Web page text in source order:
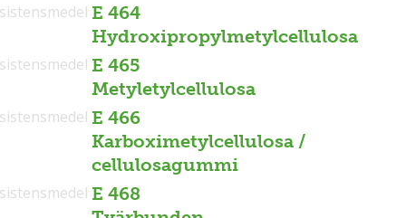
E 464
Hydroxipropylmetylcellulosa
E 465
Metyletylcellulosa
E 466
Karboximetylcellulosa /
cellulosagummi
E 468